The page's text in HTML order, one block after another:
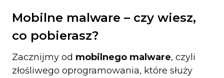
Mobilne malware – czy wiesz,
co pobierasz?
Zacznijmy od mobilnego malware, czyli
złośliwego oprogramowania, które służy